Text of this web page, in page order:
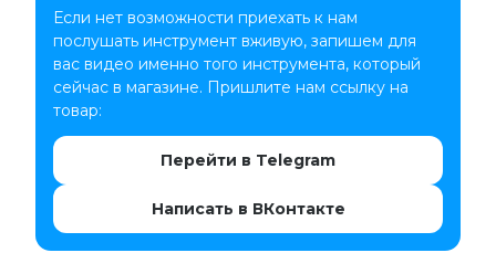
Если нет возможности приехать к нам
послушать инструмент вживую, запишем для
вас видео именно того инструмента, который
сейчас в магазине. Пришлите нам ссылку на
товар:
Перейти в Telegram
Написать в ВКонтакте